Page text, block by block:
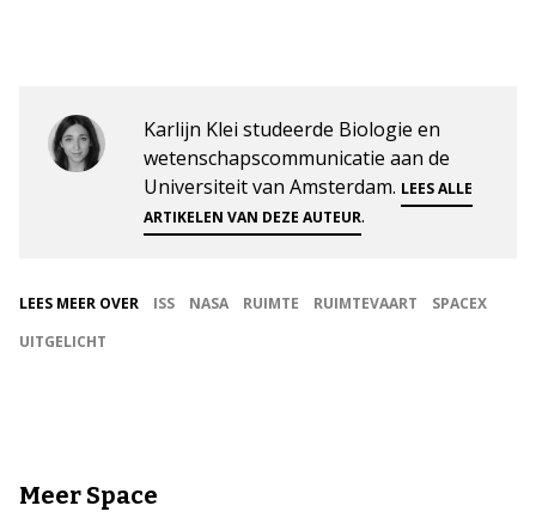
Karlijn Klei studeerde Biologie en
wetenschapscommunicatie aan de
Universiteit van Amsterdam. LEES ALLE
ARTIKELEN VAN DEZE AUTEUR.
LEES MEER OVER ISS NASA RUIMTE RUIMTEVAART
SPACEX
UITGELICHT
Meer Space